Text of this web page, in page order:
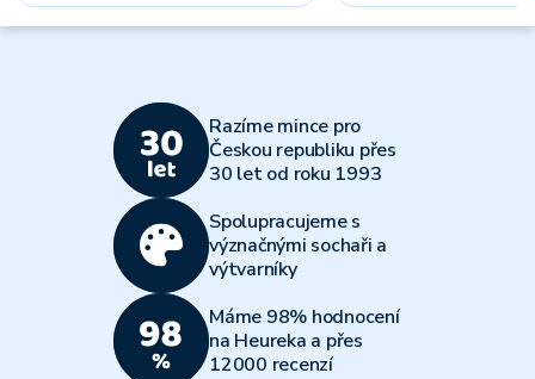
Razíme mince pro
Českou republiku přes
30 let od roku 1993
Spolupracujeme s
význačnými sochaři a
výtvarníky
Máme 98% hodnocení
na Heureka a přes
12000 recenzí